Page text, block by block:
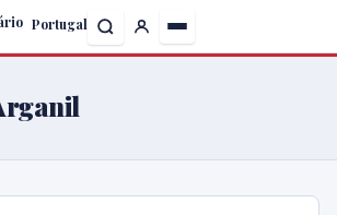
Portugal